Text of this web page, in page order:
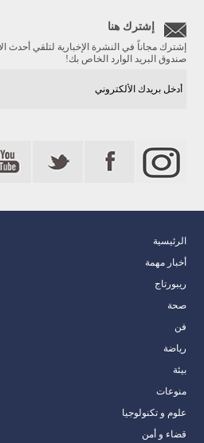
إشترك هنا
إشترك مجاناً في النشرة الإخبارية لتلقي أحدث
صندوق البريد الوارد الخاص بك!
الرئيسية
أخبار مهمة
ريبورتاج
صحة
فن
رياضة
بيئة
منوعات
علوم و تكنولوجيا
قضاء و أمن